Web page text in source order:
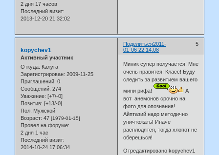
2 дня 17 часов
Последний визит:
2013-12-20 21:32:02
Поделиться 5
2011-
01-06 22:14:08
kopychev1
Активный участник
Откуда: Калуга
Зарегистрирован: 2009-11-25
Приглашений: 0
Сообщений: 274
Уважение: [+7/-0]
Позитив: [+13/-0]
Пол: Мужской
Возраст: 47 [1979-01-15]
Провел на форуме:
2 дня 1 час
Последний визит:
2014-10-24 17:06:34
Миник супер получается! Мне
очень нравится! Класс! Буду
следить за развитием вашего
мини рифа!
А
вот анемонов срочно на
фото для опознания!
Айптазий надо методично
уничтожать! Иначе
расплодятся, тогда хлопот не
оберешься!
Отредактировано kopychev1